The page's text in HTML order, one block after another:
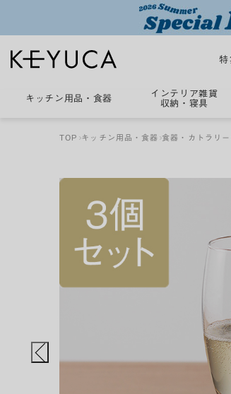
特
キッチン用品 ・ 食器
インテリア雑貨
収納・寝具
TOP キッチン用品・食器 食器・カトラリー